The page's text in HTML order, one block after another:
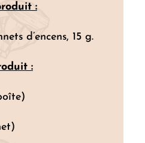
:
d’encens, 15 g.
: